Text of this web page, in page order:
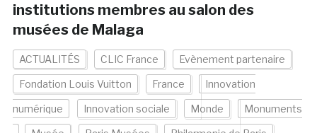
institutions membres au salon des
musées de Malaga
ACTUALITÉS CLIC France Evènement partenaire
Fondation Louis Vuitton France Innovation
numérique Innovation sociale Monde Monuments